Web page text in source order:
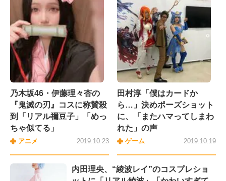
乃木坂46・伊藤理々杏の
『鬼滅の刃』コスに称賛殺
到「リアル禰豆子」「めっ
ちゃ似てる」
アニメ 2019.10.23
田村淳「僕はカードか
ら…」決めポーズショット
に、「またハマってしまわ
れた」の声
ゲーム 2019.10.19
内田理央、“綾波レイ”のコスプレショ